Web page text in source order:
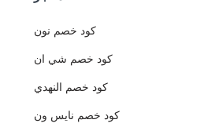
كود خصم نون
كود خصم شي ان
كود خصم النهدي
كود خصم نايس ون